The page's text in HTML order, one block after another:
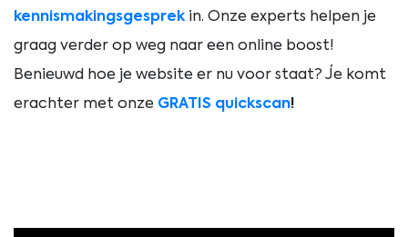
kennismakingsgesprekin. Onze experts helpen je
graag verder op weg naar een online boost!
Benieuwd hoe je website er nu voor staat? Je komt
erachter met onze GRATIS quickscan!